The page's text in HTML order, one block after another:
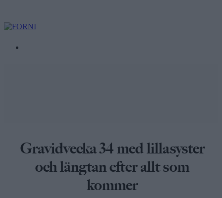
Gravidvecka 34 med lillasyster
och längtan efter allt som
kommer